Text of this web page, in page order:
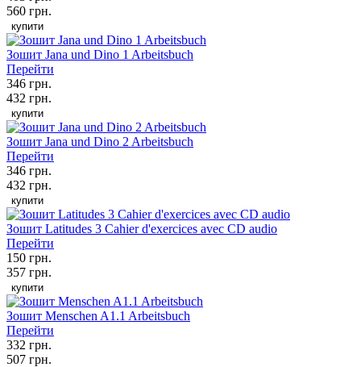
560 грн.
купити
Зошит Jana und Dino 1 Arbeitsbuch
Перейти
346 грн.
432 грн.
купити
Зошит Jana und Dino 2 Arbeitsbuch
Перейти
346 грн.
432 грн.
купити
Зошит Latitudes 3 Cahier d'exercices avec СD audio
Перейти
150 грн.
357 грн.
купити
Зошит Menschen A1.1 Arbeitsbuch
Перейти
332 грн.
507 грн.